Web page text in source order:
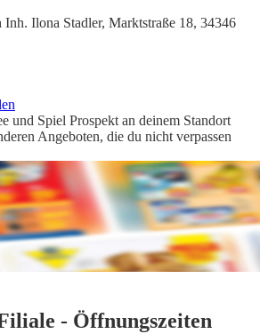
Ilona Stadler, Marktstraße 18, 34346
und Spiel Prospekt an deinem Standort
Angeboten, die du nicht verpassen
- Öffnungszeiten